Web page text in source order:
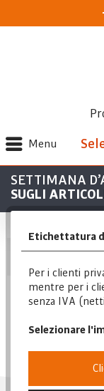
Menu
SETTIMANA
SUGLI
Posizione
Posizione
Data di
Prezzo più basso
Prezzo più alto
Etichettatura
Per i clienti
mentre per i
senza IVA
Selezionare